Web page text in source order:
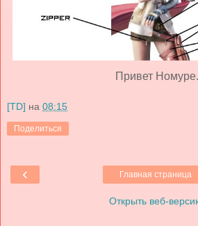
Привет Номуре.
[TD] на 08:15
Поделиться
‹ Главная страница
Открыть веб-